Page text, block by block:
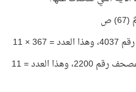
ص
× 11
وهذه الآية نفسها ترتيبها من نهاية المصحف رقم 2200، وهذا العدد = 11